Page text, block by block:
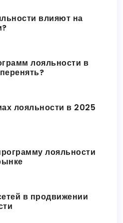
влияют на
лояльности в
лояльности в 2025
лояльности
в продвижении